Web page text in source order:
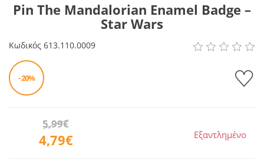
Pin The Mandalorian Enamel Badge –
Star Wars
Κωδικός 613.110.0009
- 20%
4,79€
5,99€
Εξαντλημένο